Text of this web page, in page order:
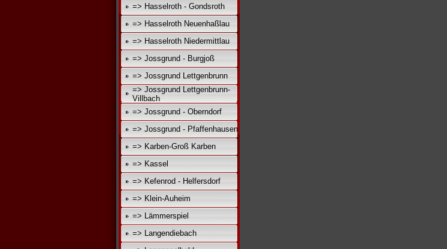
=> Hasselroth - Gondsroth
=> Hasselroth Neuenhaßlau
=> Hasselroth Niedermittlau
=> Jossgrund - Burgjoß
=> Jossgrund Lettgenbrunn
=> Jossgrund Lettgenbrunn-
Villbach
=> Jossgrund - Oberndorf
=> Jossgrund - Pfaffenhausen
=> Karben-Groß Karben
=> Kassel
=> Kefenrod - Helfersdorf
=> Klein-Auheim
=> Lämmerspiel
=> Langendiebach